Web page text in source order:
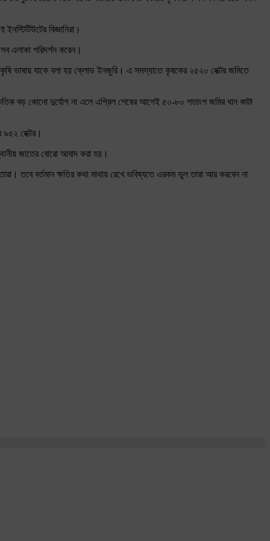
বিজ্ঞানিরা।
এলাকা পরিদর্শন করেন।
কৃষি ভাষায় যাকে বলা হয় ক্লোড ইনজুরি। এ সমস্যাতে কৃষকের ২৫২০ হেক্টর জমিতে
বড় কোনো দুর্যোগ না এলে এপ্রিল শেষের আগেই ৫০-৮০ শতাংশ জমির ধান কাটা
৯৫২ হেক্টর।
জাতের বোরো আবাদ করা হয়।
তবে বর্তমান ক্ষতির কথা মাথায় রেখে ভবিষ্যতে এরকম ভুল তারা আর করবেন না